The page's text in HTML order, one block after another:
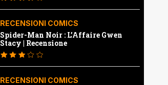
RECENSIONI COMICS
Spider-Man Noir : L’Affaire Gwen
Stacy | Recensione
RECENSIONI COMICS